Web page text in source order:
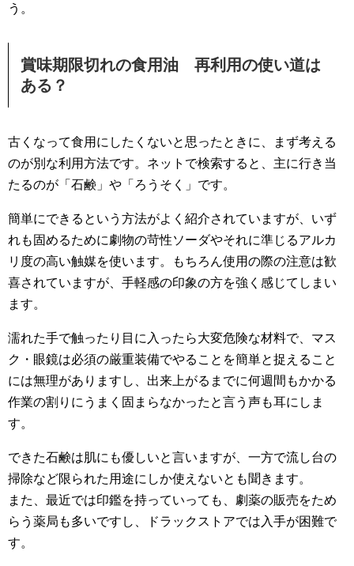
う。
賞味期限切れの食用油 再利用の使い道は
ある？
古くなって食用にしたくないと思ったときに、まず考える
のが別な利用方法です。ネットで検索すると、主に行き当
たるのが「石鹸」や「ろうそく」です。
簡単にできるという方法がよく紹介されていますが、いず
れも固めるために劇物の苛性ソーダやそれに準じるアルカ
リ度の高い触媒を使います。もちろん使用の際の注意は歓
喜されていますが、手軽感の印象の方を強く感じてしまい
ます。
濡れた手で触ったり目に入ったら大変危険な材料で、マス
ク・眼鏡は必須の厳重装備でやることを簡単と捉えること
には無理がありますし、出来上がるまでに何週間もかかる
作業の割りにうまく固まらなかったと言う声も耳にしま
す。
できた石鹸は肌にも優しいと言いますが、一方で流し台の
掃除など限られた用途にしか使えないとも聞きます。
また、最近では印鑑を持っていっても、劇薬の販売をため
らう薬局も多いですし、ドラックストアでは入手が困難で
す。